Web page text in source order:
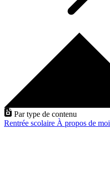
Par type de contenu
Rentrée scolaire À propos de moi